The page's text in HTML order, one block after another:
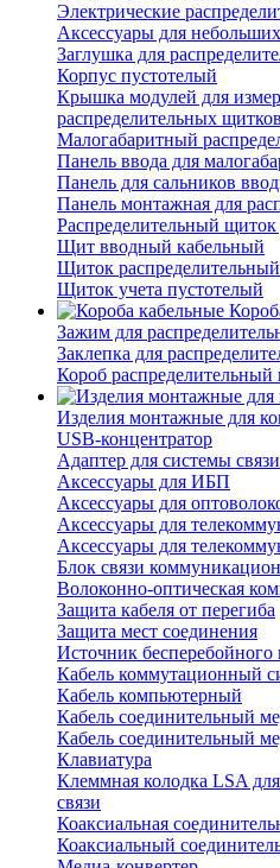
Электрические
Аксессуары для
Заглушка для
Корпус пустотелый
Крышка модулей для
распределительных щитков
Малогабаритный
Панель ввода для
Панель для сальников
Панель монтажная для
Распределительный
Щит вводный кабельный
Щиток
Щиток учета пустотелый
Зажим для
Заклепка для
Короб распределительный
Изделия монтажные для
USB-концентратор
Адаптер для системы связи
Аксессуары для ИБП
Аксессуары для
Аксессуары для
Аксессуары для
Блок связи
Волоконно-оптическая
Защита кабеля от перегиба
Защита мест соединения
Источник бесперебойного
Кабель коммутационный
Кабель компьютерный
Кабель соединительный
Кабель соединительный
Клавиатура
Клеммная колодка LSA
связи
Коаксиальная
Коаксиальный